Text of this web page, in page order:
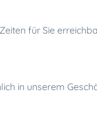
für Sie
in unserem